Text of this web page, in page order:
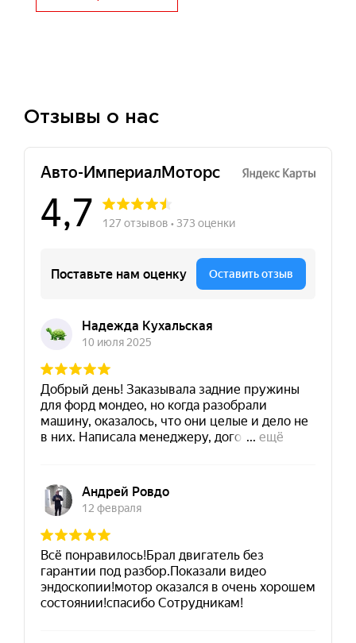
Отзывы о нас